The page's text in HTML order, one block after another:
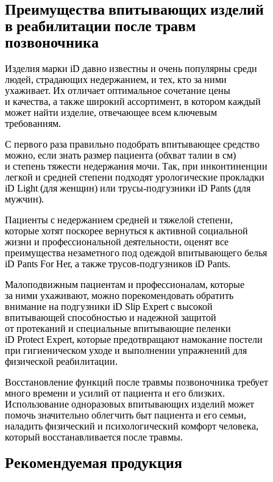
Преимущества впитывающих изделий
в реабилитации после травм
позвоночника
Изделия марки iD давно известны и очень популярны среди
людей, страдающих недержанием, и тех, кто за ними
ухаживает. Их отличает оптимальное сочетание цены
и качества, а также широкий ассортимент, в котором каждый
может найти изделие, отвечающее всем ключевым
требованиям.
С первого раза правильно подобрать впитывающее средство
можно, если знать размер пациента (обхват талии в см)
и степень тяжести недержания мочи. Так, при инконтиненции
легкой и средней степени подходят урологические прокладки
iD Light (для женщин) или трусы-подгузники iD Pants (для
мужчин).
Пациенты с недержанием средней и тяжелой степени,
которые хотят поскорее вернуться к активной социальной
жизни и профессиональной деятельности, оценят все
преимущества незаметного под одеждой впитывающего белья
iD Pants For Her, а также трусов-подгузников iD Pants.
Малоподвижным пациентам и профессионалам, которые
за ними ухаживают, можно порекомендовать обратить
внимание на подгузники iD Slip Expert с высокой
впитывающей способностью и надежной защитой
от протеканий и специальные впитывающие пеленки
iD Protect Expert, которые предотвращают намокание постели
при гигиеническом уходе и выполнении упражнений для
физической реабилитации.
Восстановление функций после травмы позвоночника требует
много времени и усилий от пациента и его близких.
Использование одноразовых впитывающих изделий может
помочь значительно облегчить быт пациента и его семьи,
наладить физический и психологический комфорт человека,
который восстанавливается после травмы.
Рекомендуемая продукция